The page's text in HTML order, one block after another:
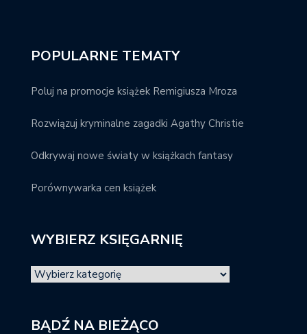
POPULARNE TEMATY
Poluj na promocje książek Remigiusza Mroza
Rozwiązuj kryminalne zagadki Agathy Christie
Odkrywaj nowe światy w książkach fantasy
Porównywarka cen książek
WYBIERZ KSIĘGARNIĘ
BĄDŹ NA BIEŻĄCO